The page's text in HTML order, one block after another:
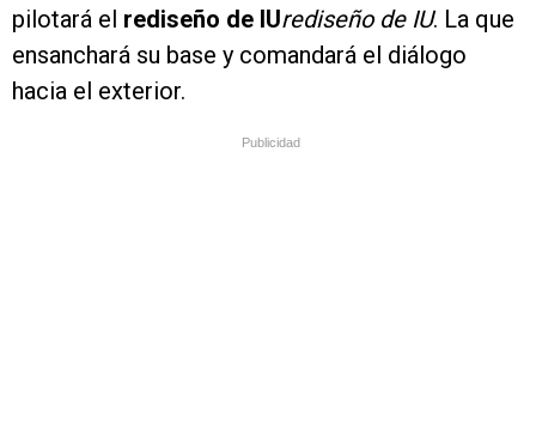
pilotará el rediseño de IUrediseño de IU. La que
ensanchará su base y comandará el diálogo
hacia el exterior.
Publicidad